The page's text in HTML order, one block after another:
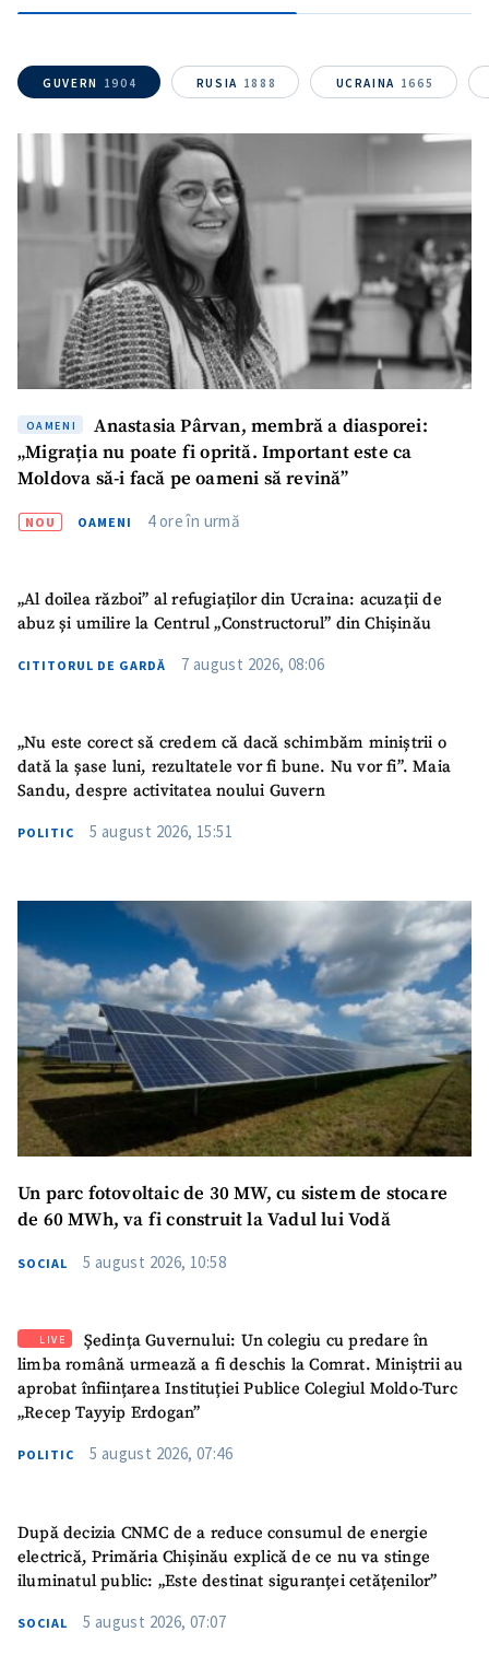
SUSȚINE
GUVERN 1904 RUSIA 1888 UCRAINA 1665
OAMENI
Anastasia Pârvan, membră a diasporei:
„Migrația nu poate fi oprită. Important este ca
Moldova să-i facă pe oameni să revină”
NOU OAMENI 4 ore în urmă
„Al doilea război” al refugiaților din Ucraina: acuzații de
abuz și umilire la Centrul „Constructorul” din Chișinău
CITITORUL DE GARDĂ 7 august 2026, 08:06
„Nu este corect să credem că dacă schimbăm miniștrii o
dată la șase luni, rezultatele vor fi bune. Nu vor fi”. Maia
Sandu, despre activitatea noului Guvern
POLITIC 5 august 2026, 15:51
Un parc fotovoltaic de 30 MW, cu sistem de stocare
de 60 MWh, va fi construit la Vadul lui Vodă
SOCIAL 5 august 2026, 10:58
LIVE
Ședința Guvernului: Un colegiu cu predare în
limba română urmează a fi deschis la Comrat. Miniștrii au
aprobat înființarea Instituției Publice Colegiul Moldo-Turc
„Recep Tayyip Erdogan”
POLITIC 5 august 2026, 07:46
După decizia CNMC de a reduce consumul de energie
electrică, Primăria Chișinău explică de ce nu va stinge
iluminatul public: „Este destinat siguranței cetățenilor”
SOCIAL 5 august 2026, 07:07
Link media
+ Link media
Mesajul știrei
+ Mesajul știrei
CONTACT SURSĂ
Sursă anonimă
Nume+ Numele meu
Email+ Emailul meu
Telefon
+ Telefon personal
TRIMITE ȘTIREA